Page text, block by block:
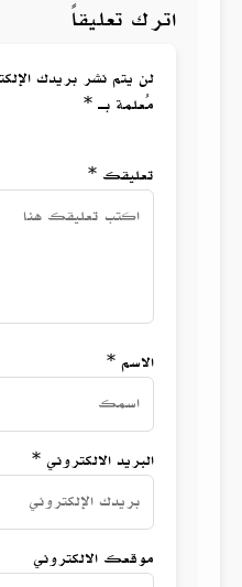
اترك تعليقاً
لن يتم نشر بريدك
مُعلمة بـ *
تعليقك *
الاسم *
البريد الالكتروني *
موقعك الالكتروني